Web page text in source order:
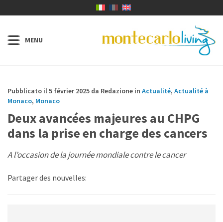
Pubblicato il 5 février 2025 da Redazione in Actualité, Actualité à
Monaco, Monaco
Deux avancées majeures au CHPG
dans la prise en charge des cancers
A l’occasion de la journée mondiale contre le cancer
Partager des nouvelles: